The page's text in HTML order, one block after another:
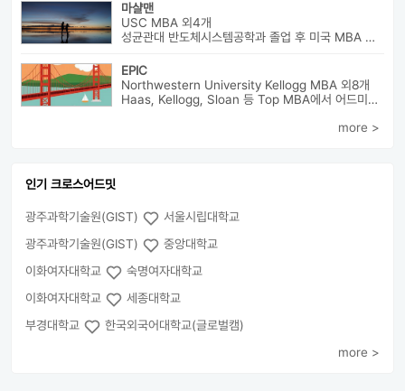
마샬맨
USC MBA 외4개
성균관대 반도체시스템공학과 졸업 후 미국 MBA 졸업하였습니다.
EPIC
Northwestern University Kellogg MBA 외8개
Haas, Kellogg, Sloan 등 Top MBA에서 어드미션을 받았으며 21년 가을...
more >
인기 크로스어드밋
광주과학기술원(GIST)
서울시립대학교
광주과학기술원(GIST)
중앙대학교
이화여자대학교
숙명여자대학교
이화여자대학교
세종대학교
부경대학교
한국외국어대학교(글로벌캠)
more >